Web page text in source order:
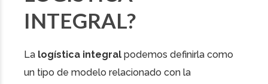
INTEGRAL?
La logística integral podemos definirla como
un tipo de modelo relacionado con la